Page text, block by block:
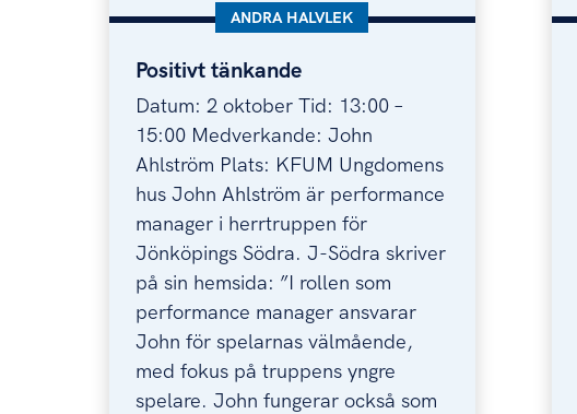
Positivt tänkande
Positivt tänkande
KATEGORI:
ANDRA HALVLEK
Datum: 2 oktober Tid: 13:00 –
15:00 Medverkande: John
Ahlström Plats: KFUM Ungdomens
hus John Ahlström är performance
manager i herrtruppen för
Jönköpings Södra. J-Södra skriver
på sin hemsida: ”I rollen som
performance manager ansvarar
John för spelarnas välmående,
med fokus på truppens yngre
spelare. John fungerar också som